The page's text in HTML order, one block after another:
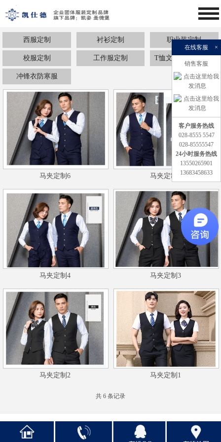
西服定制 衬衫定制 职业装定制
校服定制 工作服定制 T恤文化衫卫衣定制
冲锋衣防寒服
马夹定制6 马夹定制5
马夹定制4 马夹定制3
马夹定制2 马夹定制1
共 6 条记录
在线客服 ×
销售客服
客户服务热线
028-8555 5547
028-85555547
24小时服务热线
13550265901
13683458633